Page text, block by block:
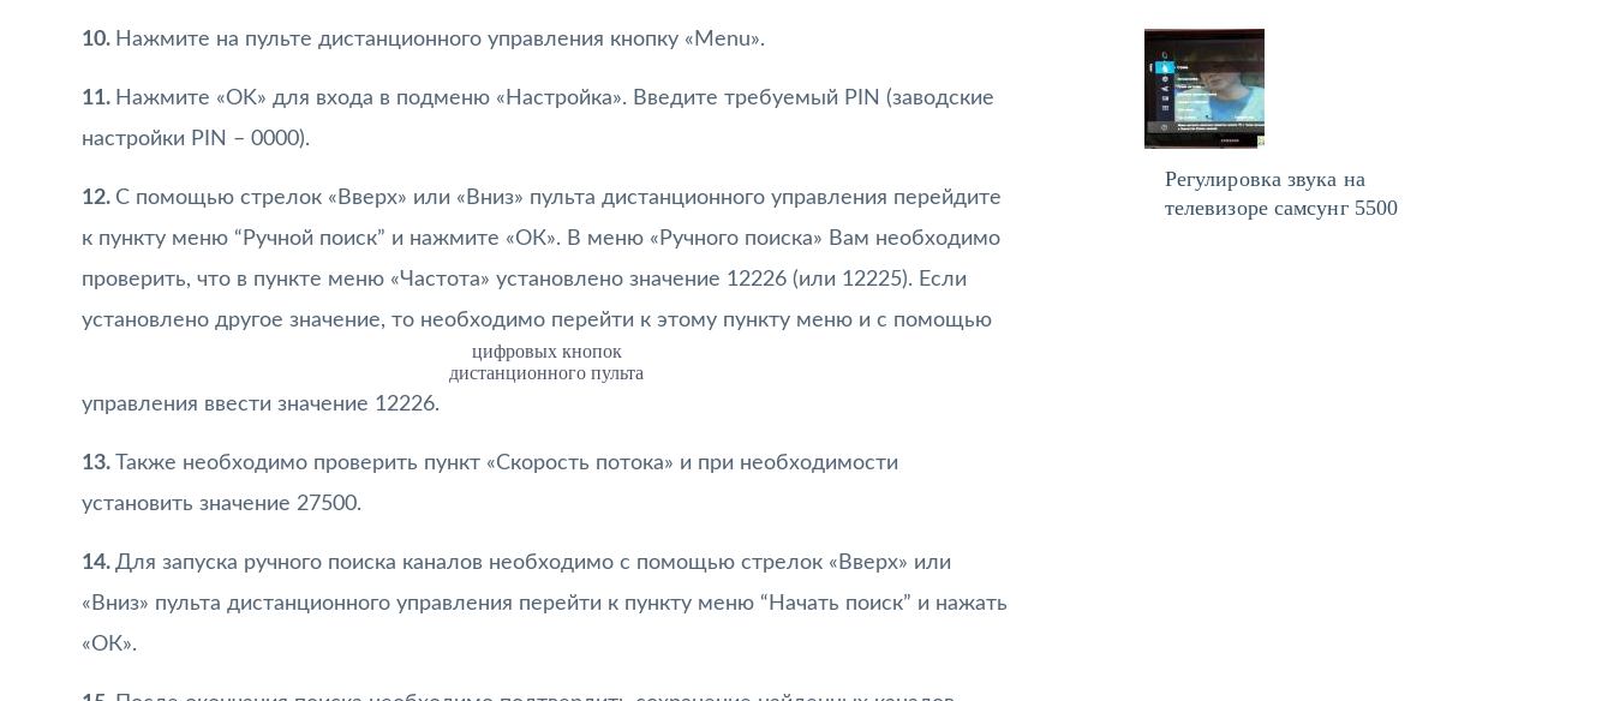
10. Нажмите на пульте дистанционного управления кнопку «Menu».
11. Нажмите «OK» для входа в подменю «Настройка». Введите требуемый PIN (заводские
настройки PIN – 0000).
12. С помощью стрелок «Вверх» или «Вниз» пульта дистанционного управления перейдите
к пункту меню “Ручной поиск” и нажмите «ОК». В меню «Ручного поиска» Вам необходимо
проверить, что в пункте меню «Частота» установлено значение 12226 (или 12225). Если
установлено другое значение, то необходимо перейти к этому пункту меню и с помощью
цифровых кнопок
дистанционного пульта
управления ввести значение 12226.
13. Также необходимо проверить пункт «Скорость потока» и при необходимости
установить значение 27500.
14. Для запуска ручного поиска каналов необходимо с помощью стрелок «Вверх» или
«Вниз» пульта дистанционного управления перейти к пункту меню “Начать поиск” и нажать
«ОК».
Регулировка звука на
телевизоре самсунг 5500